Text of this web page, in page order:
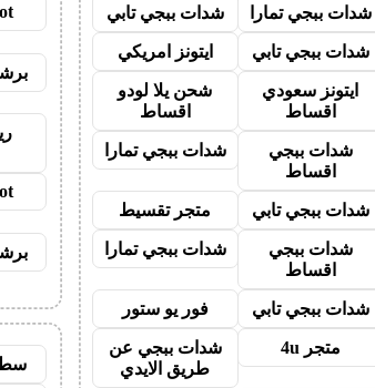
شدات ببجي تمارا شدات ببجي تابي
شدات ببجي تابي ايتونز امريكي
ايتونز سعودي
اقساط
شحن يلا لودو
اقساط
شدات ببجي
اقساط
شدات ببجي تمارا
شدات ببجي تابي متجر تقسيط
شدات ببجي
اقساط
شدات ببجي تمارا
شدات ببجي تابي فور يو ستور
متجر 4u
شدات ببجي عن
طريق الايدي